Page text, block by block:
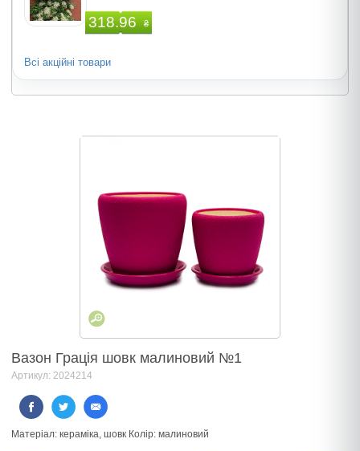
318.96 ₴
Всі акційні товари
Вазон Грація шовк малиновий №1
Артикул: 2024214
Матеріал: кераміка, шовк Колір: малиновий